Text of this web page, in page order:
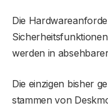
Die
werden in
Die einzigen bisher
stammen von